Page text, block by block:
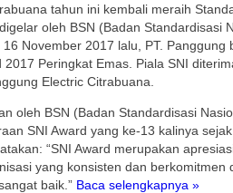
tahun ini kembali meraih
oleh BSN (Badan Standardisasi
November 2017 lalu, PT. Panggung
2017 Peringkat Emas. Piala SNI
Electric Citrabuana.
oleh BSN (Badan Standardisasi
SNI Award yang ke-13 kalinya
“SNI Award merupakan
yang konsisten dan berkomitmen
baik.” Baca selengkapnya »